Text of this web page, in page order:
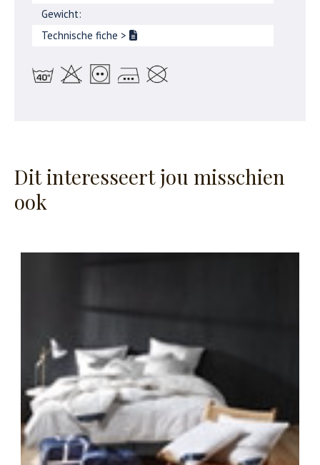
Gewicht:
Technische fiche >
Dit interesseert jou misschien
ook